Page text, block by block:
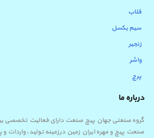
قلاب
سیم بکسل
زنجیر
واشر
پرچ
درباره ما
صنعت پیچ و مهره ایران زمین درزمینه تولید، واردات